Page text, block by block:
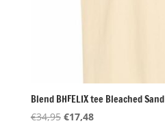
Blend BHFELIX tee Bleached Sand
€34,95 Oorspronkelijke
€17,48Huidige